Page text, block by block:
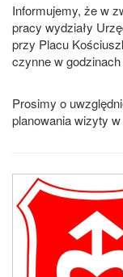
Informujemy, że w
pracy wydziały
przy Placu
czynne w godzinach
Prosimy o
planowania wizyty